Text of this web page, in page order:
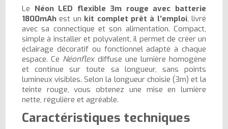
Le Néon LED flexible 3m rouge avec batterie
1800mAh est un kit complet prêt à l’emploi, livré
avec sa connectique et son alimentation. Compact,
simple à installer et polyvalent, il permet de créer un
éclairage décoratif ou fonctionnel adapté à chaque
espace. Ce Néonflexdiffuse une lumière homogène
et continue sur toute sa longueur, sans points
lumineux visibles. Selon la longueur choisie (3m) et la
teinte rouge, vous obtenez une mise en lumière
nette, régulière et agréable.
Caractéristiques techniques